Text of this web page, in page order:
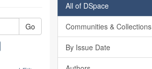
Go
All of DSpace
Communities & Collections
By Issue Date